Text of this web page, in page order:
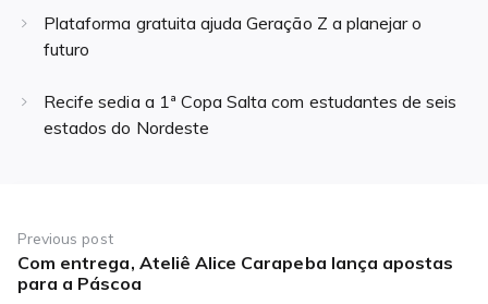
Plataforma gratuita ajuda Geração Z a planejar o
futuro
Recife sedia a 1ª Copa Salta com estudantes de seis
estados do Nordeste
de
Post
Previous post
Previous
post:
Com entrega, Ateliê Alice Carapeba lança apostas
para a Páscoa